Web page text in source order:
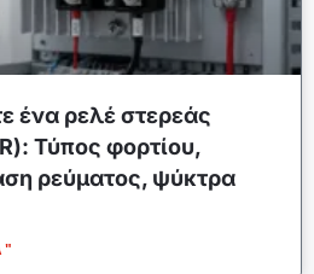
ένα ρελέ στερεάς
Τύπος φορτίου,
ρεύματος, ψύκτρα
"